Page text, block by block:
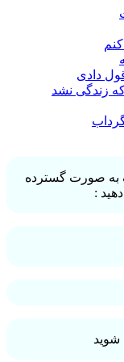
دادی
که زندگی نشد
به صورت گسترده
:
شوید